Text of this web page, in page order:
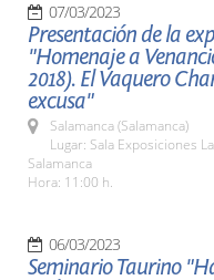
07/03/2023
Presentación de la
"Homenaje a
2018). El Vaquero
excusa"
Salamanca (Salamanca)
Lugar: Sala Exposiciones
Salamanca
Hora: 11:00 h.
06/03/2023
Seminario Taurino